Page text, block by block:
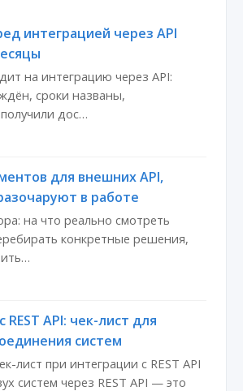
интеграцией через API
на интеграцию через API:
сроки названы,
дос…
для внешних API,
в работе
на что реально смотреть
конкретные решения,
REST API: чек-лист для
систем
лист при интеграции с REST API
систем через REST API — это